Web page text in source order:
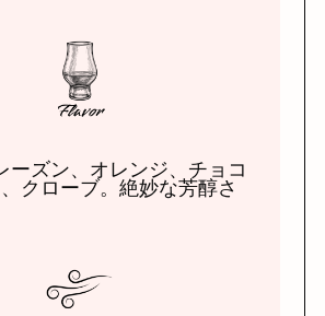
ーズン、オレンジ、チョコ
クローブ。絶妙な芳醇さ